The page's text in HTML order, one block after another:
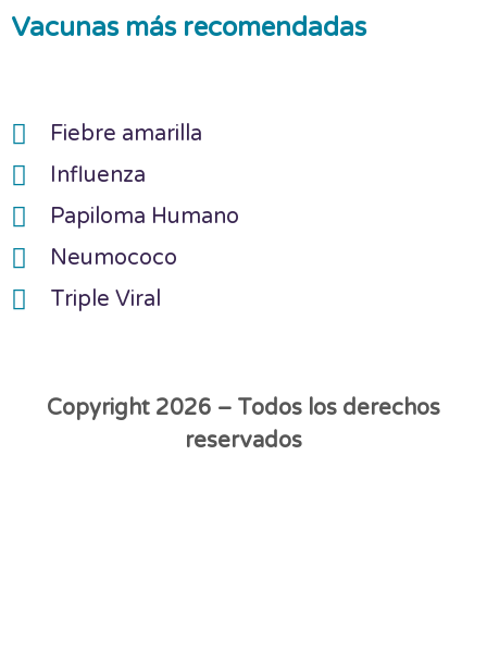
Vacunas más recomendadas
Fiebre amarilla
Influenza
Papiloma Humano
Neumococo
Triple Viral
Copyright 2026 – Todos los derechos
reservados